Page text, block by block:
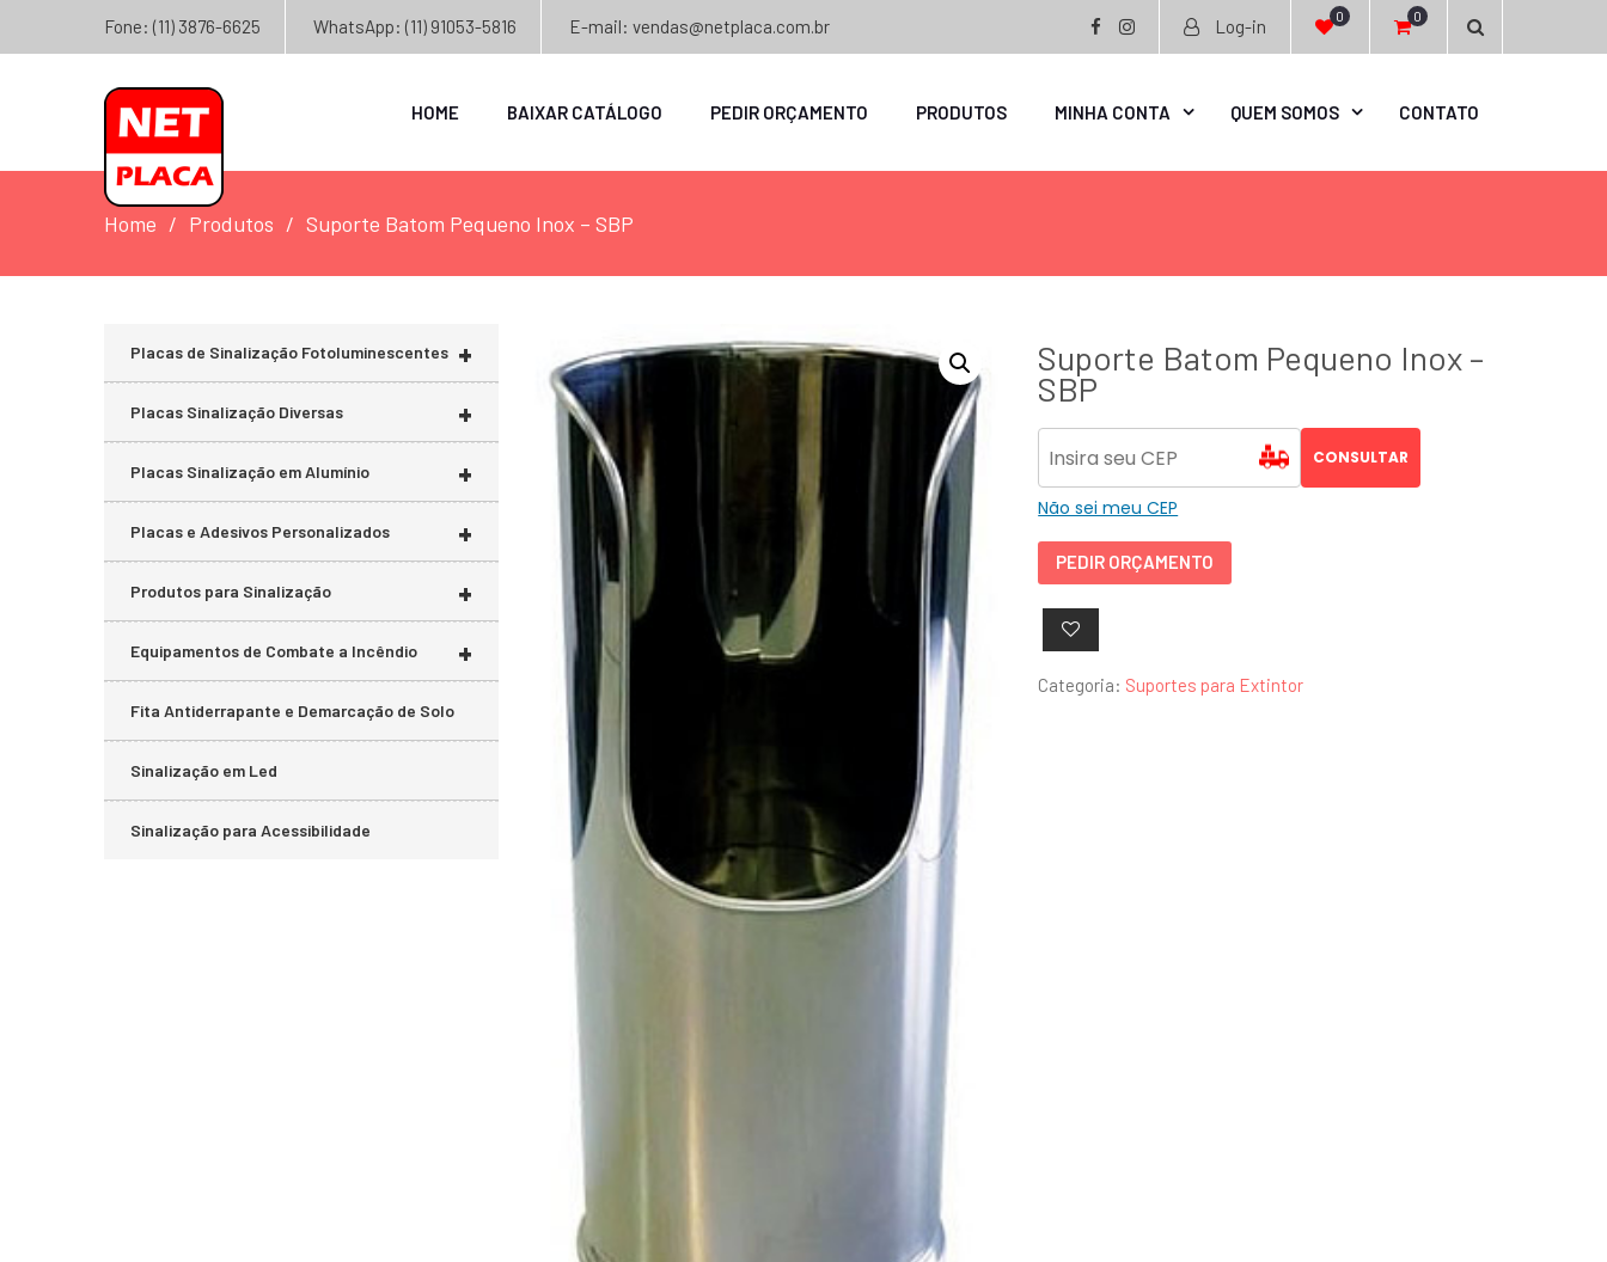
Fone: (11) 3876-6625 WhatsApp: (11) 91053-5816 E-mail: vendas@netplaca.com.br Log-in 0 0
HOME BAIXAR CATÁLOGO PEDIR ORÇAMENTO PRODUTOS MINHA CONTA QUEM SOMOS CONTATO
Home Produtos Suporte Batom Pequeno Inox – SBP
Suporte Batom Pequeno Inox –
SBP
CONSULTAR
Não sei meu CEP
PEDIR ORÇAMENTO
Categoria: Suportes para Extintor
+
Placas de Sinalização Fotoluminescentes
+
Placas Sinalização Diversas
+
Placas Sinalização em Alumínio
+
Placas e Adesivos Personalizados
+
Produtos para Sinalização
+
Equipamentos de Combate a Incêndio
Fita Antiderrapante e Demarcação de Solo
Sinalização em Led
Sinalização para Acessibilidade